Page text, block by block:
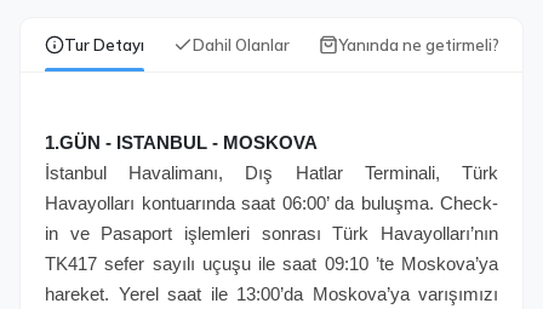
Tur Detayı Dahil Olanlar Yanında ne getirmeli?
1.GÜN - ISTANBUL - MOSKOVA
İstanbul Havalimanı, Dış Hatlar Terminali, Türk
Havayolları kontuarında saat 06:00’ da buluşma. Check-
in ve Pasaport işlemleri sonrası Türk Havayolları’nın
TK417 sefer sayılı uçuşu ile saat 09:10 ’te Moskova’ya
hareket. Yerel saat ile 13:00’da Moskova’ya varışımızı